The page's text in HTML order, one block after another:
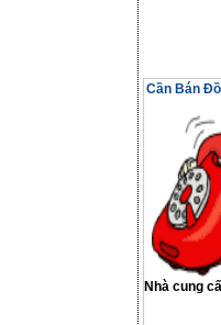
Cần Bán
Nhà cung